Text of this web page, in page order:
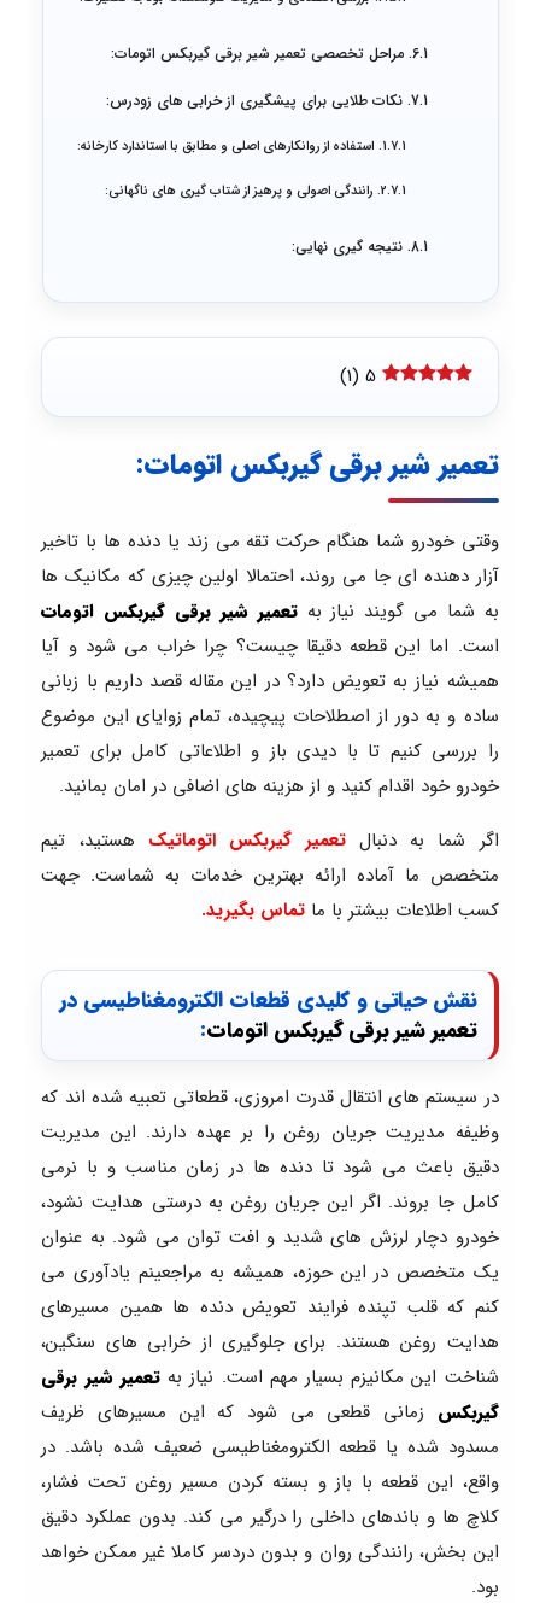
مراحل تخصصی تعمیر شیر برقی گیربکس اتومات:
نکات طلایی برای پیشگیری از خرابی های زودرس:
استفاده از روانکارهای اصلی و مطابق با استاندارد کارخانه:
رانندگی اصولی و پرهیز از شتاب گیری های ناگهانی:
نتیجه گیری نهایی:
5
(
1
)
تعمیر شیر برقی گیربکس اتومات:
وقتی خودرو شما هنگام حرکت تقه می زند یا دنده ها با تاخیر
آزار دهنده ای جا می روند، احتمالا اولین چیزی که مکانیک ها
به شما می گویند نیاز بهتعمیر شیر برقی گیربکس اتومات
است. اما این قطعه دقیقا چیست؟ چرا خراب می شود و آیا
همیشه نیاز به تعویض دارد؟ در این مقاله قصد داریم با زبانی
ساده و به دور از اصطلاحات پیچیده، تمام زوایای این موضوع
را بررسی کنیم تا با دیدی باز و اطلاعاتی کامل برای تعمیر
خودرو خود اقدام کنید و از هزینه های اضافی در امان بمانید.
اگر شما به دنبال تعمیر گیربکس اتوماتیک هستید، تیم
متخصص ما آماده ارائه بهترین خدمات به شماست. جهت
کسب اطلاعات بیشتر با ما تماس بگیرید.
نقش حیاتی و کلیدی قطعات الکترومغناطیسی در
تعمیر شیر برقی گیربکس اتومات:
در سیستم های انتقال قدرت امروزی، قطعاتی تعبیه شده اند که
وظیفه مدیریت جریان روغن را بر عهده دارند. این مدیریت
دقیق باعث می شود تا دنده ها در زمان مناسب و با نرمی
کامل جا بروند. اگر این جریان روغن به درستی هدایت نشود،
خودرو دچار لرزش های شدید و افت توان می شود. به عنوان
یک متخصص در این حوزه، همیشه به مراجعینم یادآوری می
کنم که قلب تپنده فرایند تعویض دنده ها همین مسیرهای
هدایت روغن هستند. برای جلوگیری از خرابی های سنگین،
شناخت این مکانیزم بسیار مهم است. نیاز بهتعمیر شیر برقی
گیربکس زمانی قطعی می شود که این مسیرهای ظریف
مسدود شده یا قطعه الکترومغناطیسی ضعیف شده باشد. در
واقع، این قطعه با باز و بسته کردن مسیر روغن تحت فشار،
کلاچ ها و باندهای داخلی را درگیر می کند. بدون عملکرد دقیق
این بخش، رانندگی روان و بدون دردسر کاملا غیر ممکن خواهد
بود.